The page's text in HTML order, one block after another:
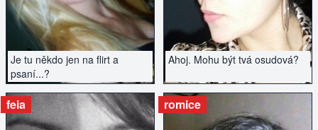
Je tu někdo jen na flirt a
psaní...?
Ahoj. Mohu být tvá osudová?
feia romice